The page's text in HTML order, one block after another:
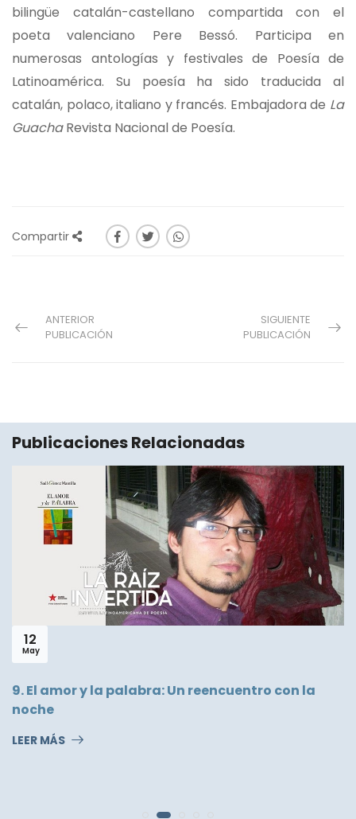
bilingüe catalán-castellano compartida con el
poeta valenciano Pere Bessó. Participa en
numerosas antologías y festivales de Poesía de
Latinoamérica. Su poesía ha sido traducida al
catalán, polaco, italiano y francés. Embajadora de La
GuachaRevista Nacional de Poesía.
Compartir
ANTERIOR
PUBLICACIÓN
SIGUIENTE
PUBLICACIÓN
Publicaciones Relacionadas
12
May
9. El amor y la palabra: Un reencuentro con la
noche
LEER MÁS